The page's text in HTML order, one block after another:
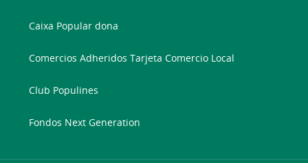
Caixa Popular dona
Comercios Adheridos Tarjeta Comercio Local
Club Populines
Fondos Next Generation